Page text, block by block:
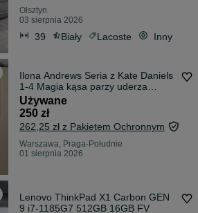
Olsztyn
03 sierpnia 2026
39 Biały Lacoste Inny
Ilona Andrews Seria z Kate Daniels
1-4 Magia kąsa parzy uderza
krwawi
Używane
250 zł
262,25 zł z Pakietem Ochronnym
Warszawa, Praga-Południe
01 sierpnia 2026
Lenovo ThinkPad X1 Carbon GEN
9 i7-1185G7 512GB 16GB FV